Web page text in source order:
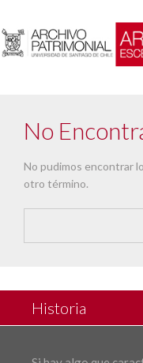
No
No pudimos encontrar
otro término.
Historia